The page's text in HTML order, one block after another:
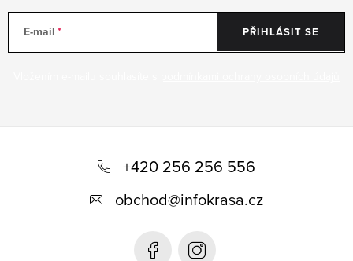
E-mail PŘIHLÁSIT SE
+420 256 256 556
obchod@infokrasa.cz